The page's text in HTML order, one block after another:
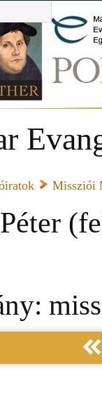
Missziói